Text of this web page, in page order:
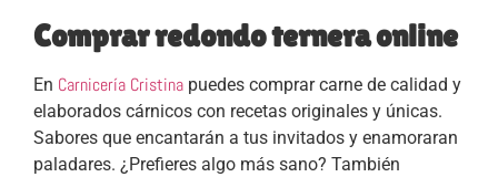
Comprar redondo ternera online
En Carnicería Cristina puedes comprar carne de calidad y
elaborados cárnicos con recetas originales y únicas.
Sabores que encantarán a tus invitados y enamoraran
paladares. ¿Prefieres algo más sano? También